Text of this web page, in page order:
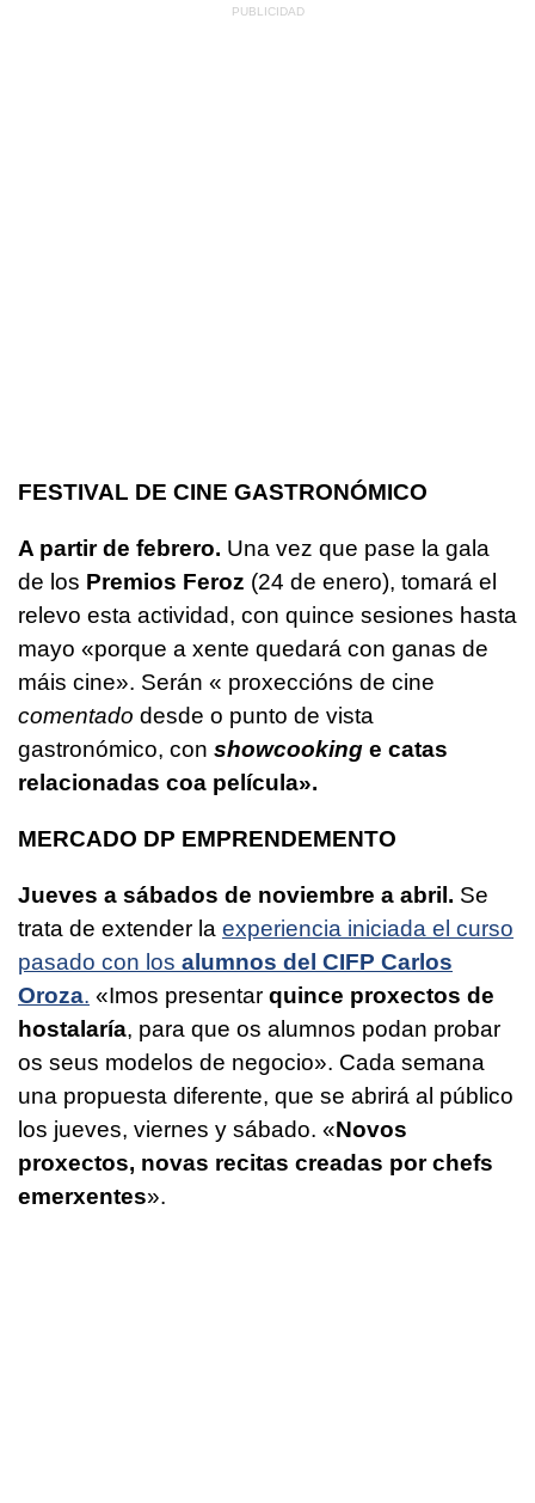
FESTIVAL DE CINE GASTRONÓMICO
A partir de febrero. Una vez que pase la gala
de los Premios Feroz (24 de enero), tomará el
relevo esta actividad, con quince sesiones hasta
mayo «porque a xente quedará con ganas de
máis cine». Serán « proxeccións de cine
comentado desde o punto de vista
gastronómico, con showcooking e catas
relacionadas coa película».
MERCADO DP EMPRENDEMENTO
Jueves a sábados de noviembre a abril. Se
trata de extender la experiencia iniciada el curso
pasado con los alumnos del CIFP Carlos
Oroza. «Imos presentar quince proxectos de
hostalaría, para que os alumnos podan probar
os seus modelos de negocio». Cada semana
una propuesta diferente, que se abrirá al público
los jueves, viernes y sábado. «Novos
proxectos, novas recitas creadas por chefs
emerxentes».